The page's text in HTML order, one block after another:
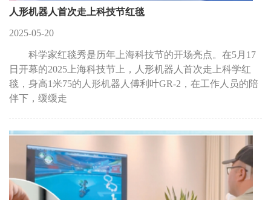
人形机器人首次走上科技节红毯
2025-05-20
科学家红毯秀是历年上海科技节的开场亮点。在5月17
日开幕的2025上海科技节上，人形机器人首次走上科学红
毯，身高1米75的人形机器人傅利叶GR-2，在工作人员的陪
伴下，缓缓走